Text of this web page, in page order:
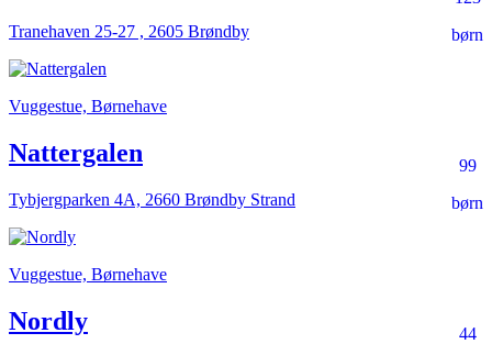
børn
Tranehaven 25-27 , 2605 Brøndby
Vuggestue, Børnehave
99
børn
Nattergalen
Tybjergparken 4A, 2660 Brøndby Strand
Vuggestue, Børnehave
44
Nordly